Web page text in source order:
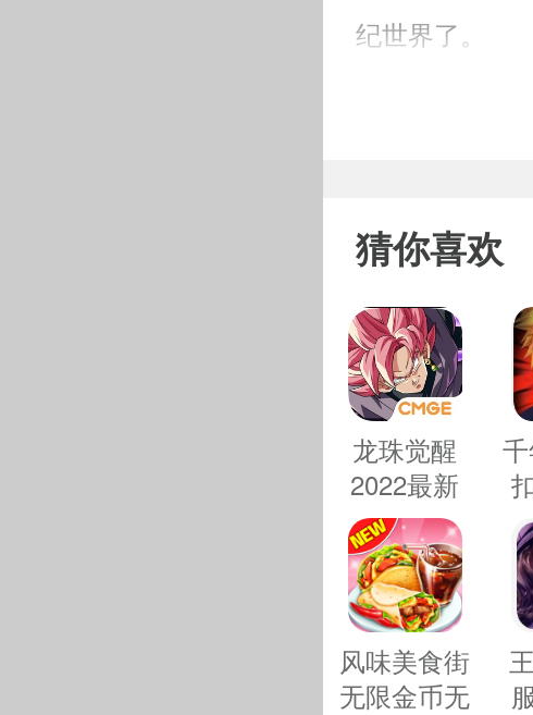
纪世界了。
：
选择更多的武
虫子对战的游
抛物线方式的
狠狠的攻击虫
百战天虫2
一款非常有特
奇形怪状的虫
简单，有多种
猜你喜欢
龙珠觉醒
2022最新
版免费下载
v3.8.0
风味美食街
无限金币无